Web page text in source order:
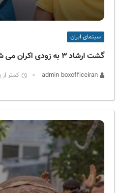
سینمای ایران
گشت ارشاد ۳ به زودی اکران می شود
کمتر